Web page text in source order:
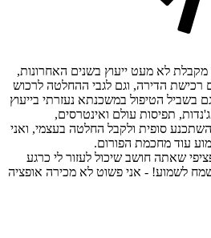
מקבלת לא מעט ייעוץ בשנים האחרונות,
רכישת הדירה, וגם לגבי ההחלטה לרכוש
בשביל הטיפול במשכנתא נעזרתי בייעוץ
תפיסות עולם ואינטרסים,
סופית ולקבל החלטה בעצמי, ואני
עוד מחכמת הפורום.
שאתה חושב שיכול לעזור לי כרגע
לשמוע! - אני פשוט לא מכירה אופציה